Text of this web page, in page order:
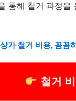
통해 철거 과정
가 철거 비용, 꼼꼼
철거